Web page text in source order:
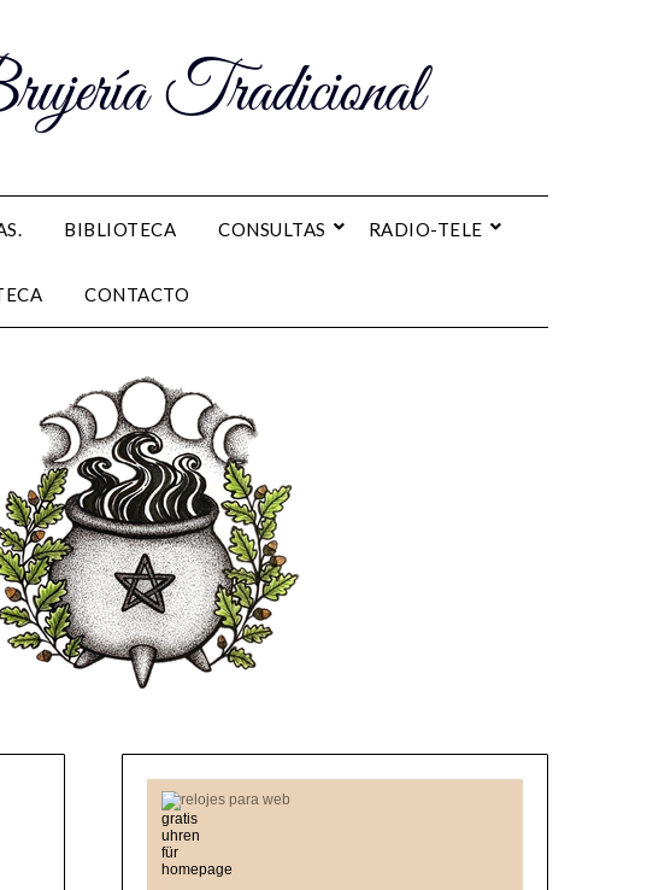
Tradicional
BIBLIOTECA CONSULTAS RADIO-TELE
CONTACTO
relojes para web